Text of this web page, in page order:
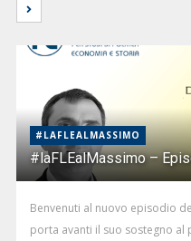
#LAFLEALMASSIMO
#laFLEalMassimo –
Benvenuti al nuovo episodio
porta avanti il suo sostegno